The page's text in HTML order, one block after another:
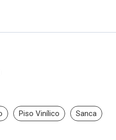
Piso Vinílico Sanca